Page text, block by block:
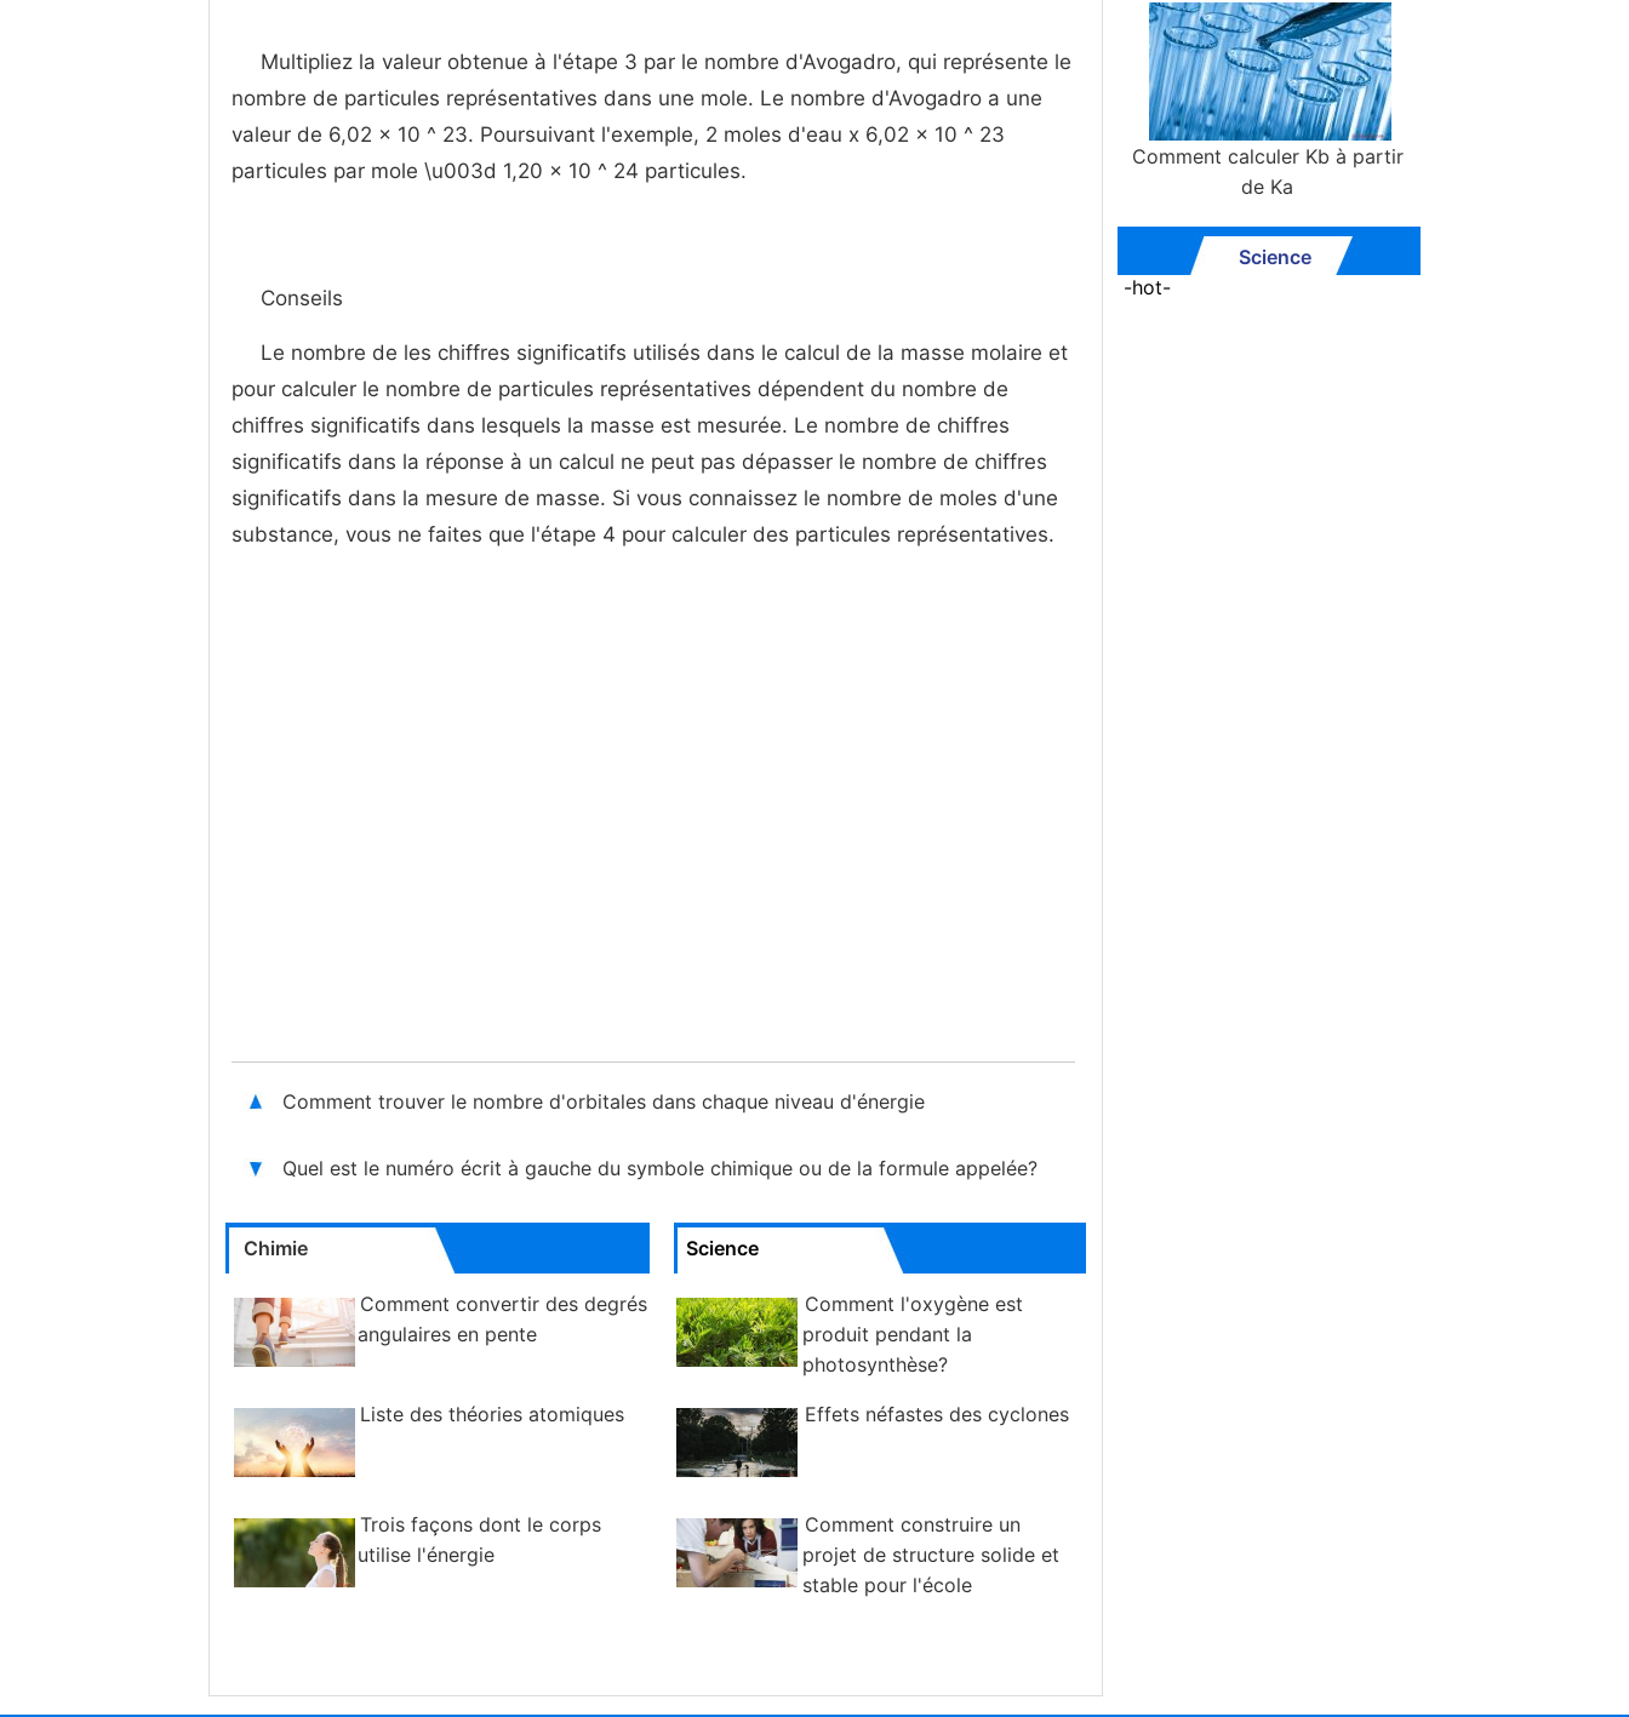
Multipliez la valeur obtenue à l'étape 3 par le nombre d'Avogadro, qui représente le
nombre de particules représentatives dans une mole. Le nombre d'Avogadro a une
valeur de 6,02 x 10 ^ 23. Poursuivant l'exemple, 2 moles d'eau x 6,02 x 10 ^ 23
particules par mole \u003d 1,20 x 10 ^ 24 particules.
Conseils
Le nombre de les chiffres significatifs utilisés dans le calcul de la masse molaire et
pour calculer le nombre de particules représentatives dépendent du nombre de
chiffres significatifs dans lesquels la masse est mesurée. Le nombre de chiffres
significatifs dans la réponse à un calcul ne peut pas dépasser le nombre de chiffres
significatifs dans la mesure de masse. Si vous connaissez le nombre de moles d'une
substance, vous ne faites que l'étape 4 pour calculer des particules représentatives.
Comment trouver le nombre d'orbitales dans chaque niveau d'énergie
Quel est le numéro écrit à gauche du symbole chimique ou de la formule appelée?
Chimie
Comment convertir des degrés
angulaires en pente
Liste des théories atomiques
Trois façons dont le corps
utilise l'énergie
Science
Comment l'oxygène est
produit pendant la
photosynthèse?
Effets néfastes des cyclones
Comment construire un
projet de structure solide et
stable pour l'école
Comment calculer Kb à partir
de Ka
Science
-hot-